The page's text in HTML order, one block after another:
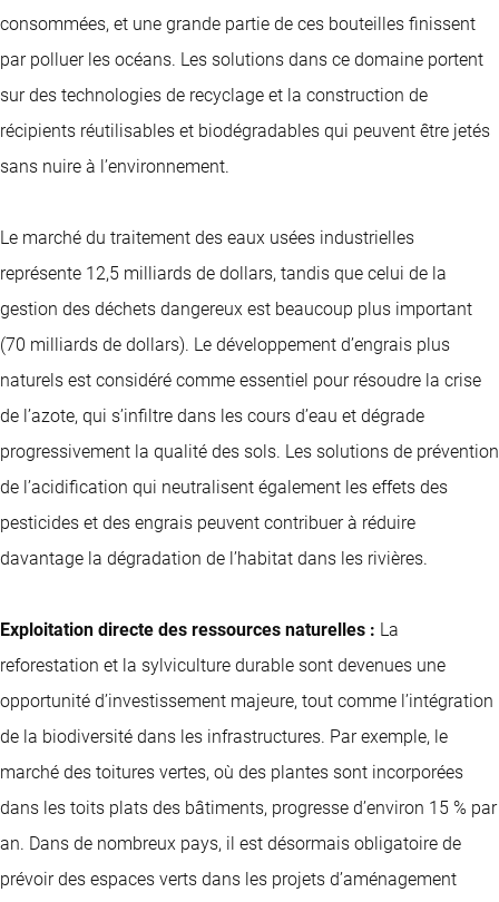
consommées, et une grande partie de ces bouteilles finissent
par polluer les océans. Les solutions dans ce domaine portent
sur des technologies de recyclage et la construction de
récipients réutilisables et biodégradables qui peuvent être jetés
sans nuire à l’environnement.
Le marché du traitement des eaux usées industrielles
représente 12,5 milliards de dollars, tandis que celui de la
gestion des déchets dangereux est beaucoup plus important
(70 milliards de dollars). Le développement d’engrais plus
naturels est considéré comme essentiel pour résoudre la crise
de l’azote, qui s’infiltre dans les cours d’eau et dégrade
progressivement la qualité des sols. Les solutions de prévention
de l’acidification qui neutralisent également les effets des
pesticides et des engrais peuvent contribuer à réduire
davantage la dégradation de l’habitat dans les rivières.
Exploitation directe des ressources naturelles : La
reforestation et la sylviculture durable sont devenues une
opportunité d’investissement majeure, tout comme l’intégration
de la biodiversité dans les infrastructures. Par exemple, le
marché des toitures vertes, où des plantes sont incorporées
dans les toits plats des bâtiments, progresse d’environ 15 % par
an. Dans de nombreux pays, il est désormais obligatoire de
prévoir des espaces verts dans les projets d’aménagement